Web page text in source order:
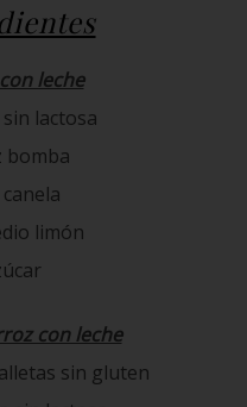
leche
lactosa
bomba
limón
con leche
sin gluten